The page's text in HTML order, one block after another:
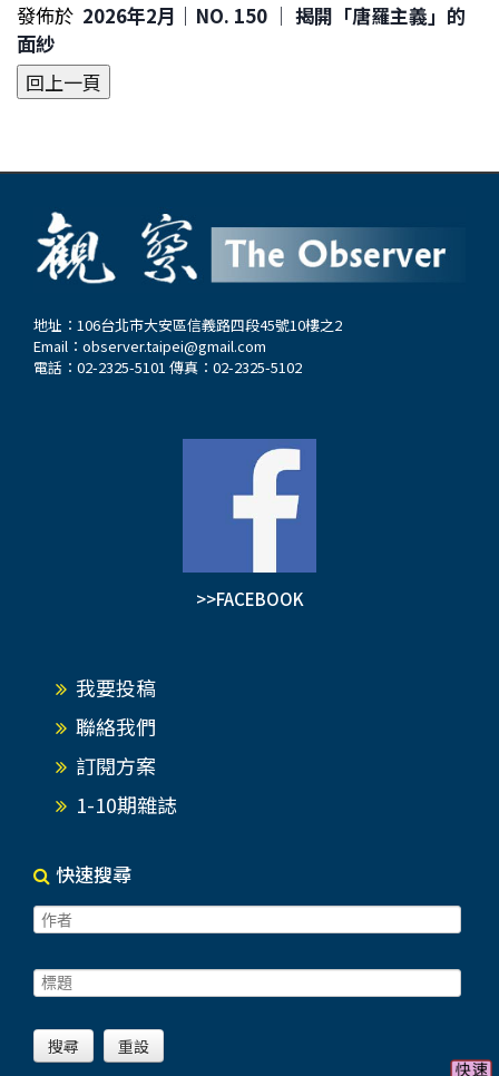
發佈於 2026年2月｜NO. 150 │ 揭開「唐羅主義」的
面紗
地址：106台北市大安區信義路四段45號10樓之2
Email： observer.taipei@gmail.com
電話：02-2325-5101 傳真：02-2325-5102
>>FACEBOOK
我要投稿
聯絡我們
訂閱方案
1-10期雜誌
快速搜尋